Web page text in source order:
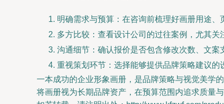
明确需求与预算：在咨询前梳理好画册用途、
多方比较：查看设计公司的过往案例，尤其关
沟通细节：确认报价是否包含修改次数、文案
重视策划环节：选择能够提供品牌策略建议的
一本成功的企业形象画册，是品牌策略与视觉美学
将画册视为长期品牌资产，在预算范围内追求质量